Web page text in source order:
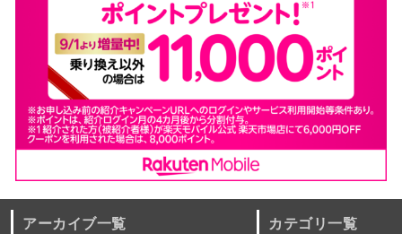
アーカイブ一覧 カテゴリ一覧